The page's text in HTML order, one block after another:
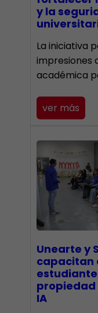
y la
La iniciativa
impresiones
académica
ver más
Unearte y
capacitan
IA